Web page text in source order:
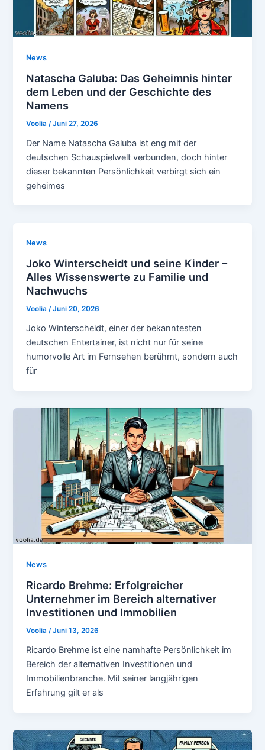
News
Natascha Galuba: Das Geheimnis hinter
dem Leben und der Geschichte des
Namens
Voolia /Juni 27, 2026
Der Name Natascha Galuba ist eng mit der
deutschen Schauspielwelt verbunden, doch hinter
dieser bekannten Persönlichkeit verbirgt sich ein
geheimes
News
Joko Winterscheidt und seine Kinder –
Alles Wissenswerte zu Familie und
Nachwuchs
Voolia/Juni 20, 2026
Joko Winterscheidt, einer der bekanntesten
deutschen Entertainer, ist nicht nur für seine
humorvolle Art im Fernsehen berühmt, sondern auch
für
News
Ricardo Brehme: Erfolgreicher
Unternehmer im Bereich alternativer
Investitionen und Immobilien
Voolia/Juni 13, 2026
Ricardo Brehme ist eine namhafte Persönlichkeit im
Bereich der alternativen Investitionen und
Immobilienbranche. Mit seiner langjährigen
Erfahrung gilt er als